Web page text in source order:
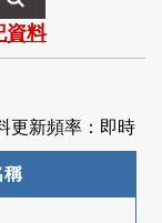
資料
更新頻率：即時
稱